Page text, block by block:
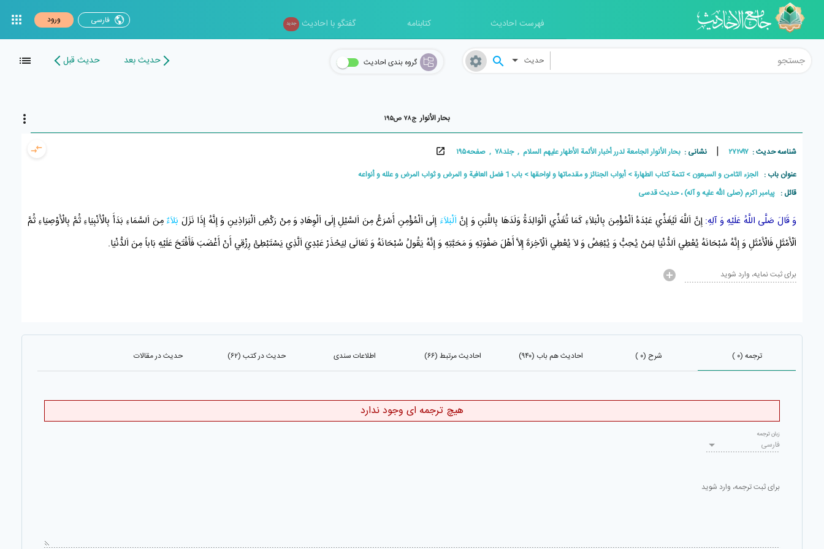
فهرست احادیث کتابنامه گفتگو با احادیث جدید فارسی ورود
حدیث گروه بندی احادیث حدیث بعد حدیث قبل
بحار الأنوار ج۷۸ ص۱۹۵
شناسه حدیث : ۲۷۲۰۹۷ | نشانی : بحار الأنوار الجامعة لدرر أخبار الأئمة الأطهار علیهم السلام , جلد۷۸ , صفحه۱۹۵
عنوان باب : الجزء الثامن و السبعون تتمة كتاب الطهارة أبواب الجنائز و مقدماتها و لواحقها
باب 1 فضل العافية و المرض و ثواب المرض و علله و أنواعه
قائل : پيامبر اکرم (صلی الله علیه و آله) ، حديث قدسی
وَ قَالَ صَلَّى اللَّهُ عَلَيْهِ وَ آلِهِ: إِنَّ اَللَّهَ لَيُغَذِّي عَبْدَهُ اَلْمُؤْمِنَ بِالْبَلاَءِ كَمَا تُغَذِّي اَلْوَالِدَةُ وَلَدَهَا بِاللَّبَنِ وَ إِنَّ اَلْبَلاَءَ إِلَى اَلْمُؤْمِنِ أَسْرَعُ مِنَ اَلسَّيْلِ إِلَى اَلْوِهَادِ وَ مِنْ رَكْضِ اَلْبَرَاذِينِ وَ إِنَّهُ إِذَا نَزَلَ بَلاَءٌ مِنَ اَلسَّمَاءِ بَدَأَ بِالْأَنْبِيَاءِ ثُمَّ بِالْأَوْصِيَاءِ ثُمَّ
اَلْأَمْثَلِ فَالْأَمْثَلِ وَ إِنَّهُ سُبْحَانَهُ يُعْطِي اَلدُّنْيَا لِمَنْ يُحِبُّ وَ يُبْغِضُ وَ لاَ يُعْطِي اَلْآخِرَةَ إِلاَّ أَهْلَ صَفْوَتِهِ وَ مَحَبَّتِهِ وَ إِنَّهُ يَقُولُ سُبْحَانَهُ وَ تَعَالَى لِيَحْذَرْ عَبْدِيَ اَلَّذِي يَسْتَبْطِئُ رِزْقِي أَنْ أَغْضَبَ فَأَفْتَحَ عَلَيْهِ بَاباً مِنَ اَلدُّنْيَا.
برای ثبت نمایه، وارد شوید
ترجمه (۰ ) شرح (۰ ) احادیث هم باب (۹۴۰) احادیث مرتبط (۶۶) اطلاعات سندی حدیث در کتب (۶۲) حدیث در مقالات
هیچ ترجمه ای وجود ندارد
فارسی
زبان ترجمه
برای ثبت ترجمه، وارد شوید